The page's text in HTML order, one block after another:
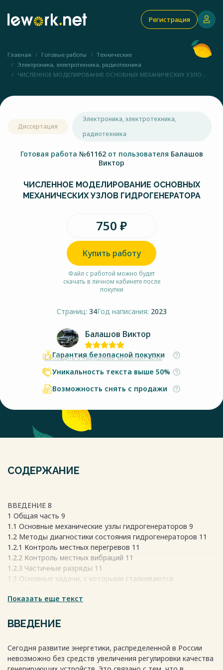
Регистрация
Главная Готовые работы
Технические
Электроника, электротехника, радиотехника
ЧИСЛЕННОЕ МОДЕЛИРОВАНИЕ ОСНОВНЫХ МЕХАНИЧЕСКИХ УЗЛО...
Диссертация
Электроника, электротехника,
радиотехника
Готовая работа №61162 от пользователя Балашов
Виктор
ЧИСЛЕННОЕ МОДЕЛИРОВАНИЕ ОСНОВНЫХ
МЕХАНИЧЕСКИХ УЗЛОВ ГИДРОГЕНЕРАТОРА
750 ₽
Купить работу
Файл с работой можно будет
скачать в личном кабинете после
покупки
Страниц: 34Год написания: 2023
Балашов Виктор
Сообщить о нарушении авторских прав
Гарантия безопасной покупки
Уникальность текста выше 50%
Возможность снять с продажи
СОДЕРЖАНИЕ
ВВЕДЕНИЕ 8
1 Общая часть 9
1.1 Основные механические узлы гидрогенераторов 9
1.2 Методы диагностики состояния гидрогенераторов 11
1.2.1 Контроль местных перегревов 11
1.2.2 Контроль местных вибраций 11
1.2.3 Частичные разряды 11
1.3 Основные задачи, с которыми сталкиваются
1.4 Влияние резонанса проектируемого гидрогенератора на
1.5 Платформа для моделирования электрических машин
Ansys 17
2.1 2D модель гидрогенератора с круглой формой
демпферной обмотки 18
Показать еще текст
ВВЕДЕНИЕ
Сегодня развитие энергетики, распределенной в России
невозможно без средств увеличения регулировки качества